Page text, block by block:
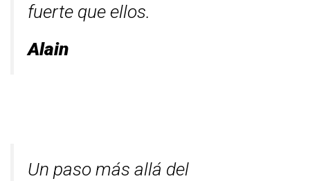
fuerte que ellos.
Alain
Un paso más allá del